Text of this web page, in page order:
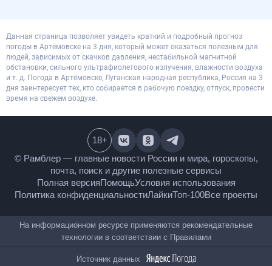
Данная страница позволяет увидеть краткий и подробный прогноз
погоды в Артёмовске на 3 дня, который может оказаться полезным для
людей, зависимых от скачков давления, нестабильной магнитной
обстановки, сильного ультрафиолетового излучения, влажности воздуха
и т. д. Погода в Артёмовске, Луганская народная республика, Россия на 3
дня заинтересует тех, кто собирается в рабочую поездку, отпуск, провести
время на свежем воздухе.
© Рамблер — главные новости России и мира,
гороскопы, почта, поиск и другие полезные сервисы
Полная версияПомощьУсловия использования
Политика конфиденциальностиЛайкиТоп-100
18+
На информационном ресурсе применяются
рекомендательные технологии в соответствии сПравилами